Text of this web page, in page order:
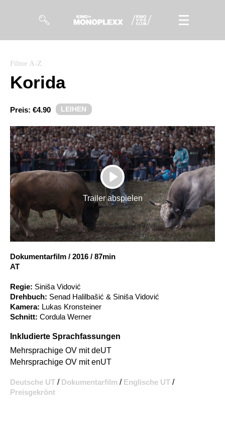
Magazin
Kuratierungen
So geht’s
Filmpakete
Gutscheine
& Filmpässe
Account
Filme A-Z
Korida
Preis: €4.90 LEIHEN
PLAY
Trailer abspielen
Dokumentarfilm / 2016 / 87min
AT
Regie: Siniša Vidović
Drehbuch: Senad Halilbašić & Siniša Vidović
Kamera: Lukas Kronsteiner
Schnitt: Cordula Werner
Inkludierte Sprachfassungen
Mehrsprachige OV mit deUT
Mehrsprachige OV mit enUT
Deutsche UT / Dokumentarfilm / Englische UT /
Preisgekrönt